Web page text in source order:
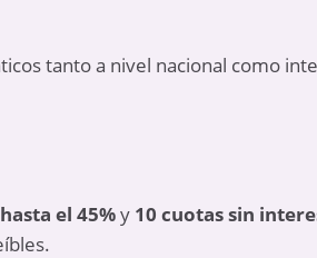
tanto a nivel nacional como
el 45%y 10 cuotas sin